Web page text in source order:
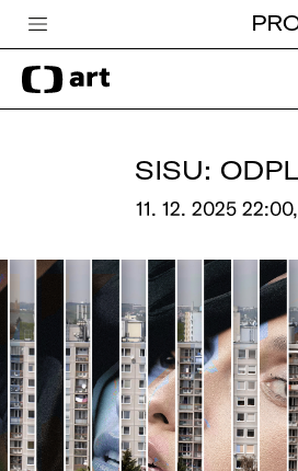
Česká televize
Zpravodajství
Pro děti
edu
Vše o ČT
SISU:
11. 12. 2025